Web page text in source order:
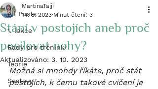
All Posts
1. lekce
Rady pro trénink
Teorie
Sestavy
Stání v postojích aneb proč
posilovat nohy?
MartinaTaiji
14. 8. 2023 Minut čtení: 3
Aktualizováno: 3. 10. 2023
Možná si mnohdy říkáte, proč stát
postojích, k čemu takové cvičení je